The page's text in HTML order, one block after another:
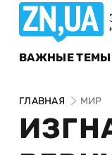
ВАЖНЫЕ ТЕМЫ
ГЛАВНАЯ МИР